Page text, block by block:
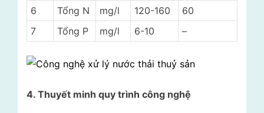
6 Tổng N mg/l 120-160
60
7
Tổng P mg/l 6-10 –
4. Thuyết minh quy trình công nghệ